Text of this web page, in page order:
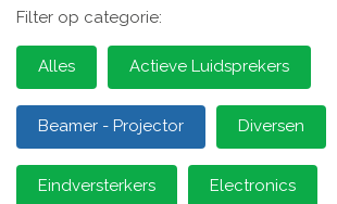
Filter op categorie:
Alles Actieve Luidsprekers
Beamer - Projector Diversen
Eindversterkers Electronics